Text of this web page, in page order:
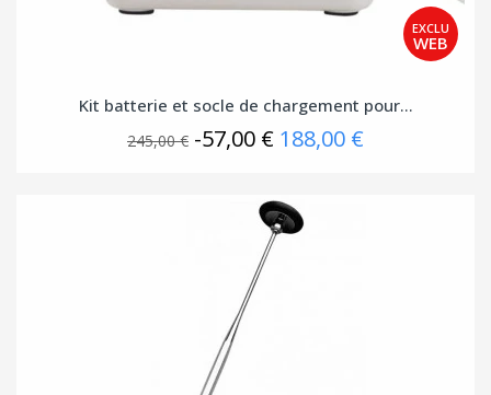
Kit batterie et socle de chargement pour...
245,00 € -57,00 € 188,00 €